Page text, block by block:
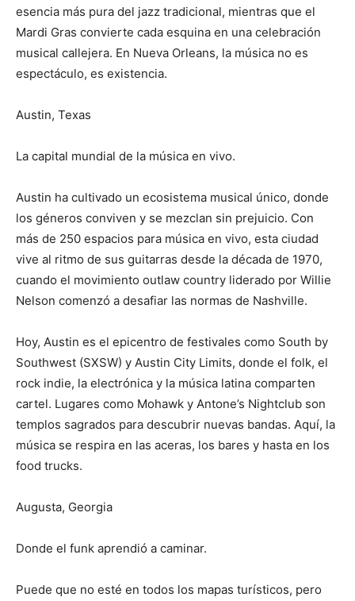
esencia más pura del jazz tradicional, mientras que el
Mardi Gras convierte cada esquina en una celebración
musical callejera. En Nueva Orleans, la música no es
espectáculo, es existencia.
Austin, Texas
La capital mundial de la música en vivo.
Austin ha cultivado un ecosistema musical único, donde
los géneros conviven y se mezclan sin prejuicio. Con
más de 250 espacios para música en vivo, esta ciudad
vive al ritmo de sus guitarras desde la década de 1970,
cuando el movimiento outlaw country liderado por Willie
Nelson comenzó a desafiar las normas de Nashville.
Hoy, Austin es el epicentro de festivales como South by
Southwest (SXSW) y Austin City Limits, donde el folk, el
rock indie, la electrónica y la música latina comparten
cartel. Lugares como Mohawk y Antone’s Nightclub son
templos sagrados para descubrir nuevas bandas. Aquí, la
música se respira en las aceras, los bares y hasta en los
food trucks.
Augusta, Georgia
Donde el funk aprendió a caminar.
Puede que no esté en todos los mapas turísticos, pero